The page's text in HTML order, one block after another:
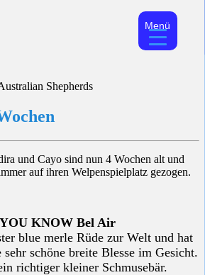
Menü
Shepherds
und Cayo sind nun 4 Wochen alt und
auf ihren Welpenspielplatz gezogen.
KNOW Bel Air
blue merle Rüde zur Welt und hat
schöne breite Blesse im Gesicht.
richtiger kleiner Schmusebär.